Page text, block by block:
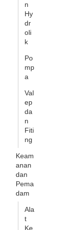
n
Hy
dr
oli
k
Po
mp
a
Val
ep
da
n
Fiti
ng
Keam
anan
dan
Pema
dam
Ala
t
Ke